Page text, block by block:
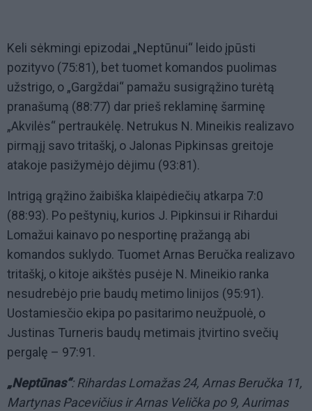
Keli sėkmingi epizodai „Neptūnui“ leido įpūsti
pozityvo (75:81), bet tuomet komandos puolimas
užstrigo, o „Gargždai“ pamažu susigrąžino turėtą
pranašumą (88:77) dar prieš reklaminę šarminę
„Akvilės“ pertraukėlę. Netrukus N. Mineikis realizavo
pirmąjį savo tritaškį, o Jalonas Pipkinsas greitoje
atakoje pasižymėjo dėjimu (93:81).
Intrigą grąžino žaibiška klaipėdiečių atkarpa 7:0
(88:93). Po peštynių, kurios J. Pipkinsui ir Rihardui
Lomažui kainavo po nesportinę pražangą abi
komandos suklydo. Tuomet Arnas Beručka realizavo
tritaškį, o kitoje aikštės pusėje N. Mineikio ranka
nesudrebėjo prie baudų metimo linijos (95:91).
Uostamiesčio ekipa po pasitarimo neužpuolė, o
Justinas Turneris baudų metimais įtvirtino svečių
pergalę – 97:91.
„Neptūnas“: Rihardas Lomažas 24, Arnas Beručka 11,
Martynas Pacevičius ir Arnas Velička po 9, Aurimas